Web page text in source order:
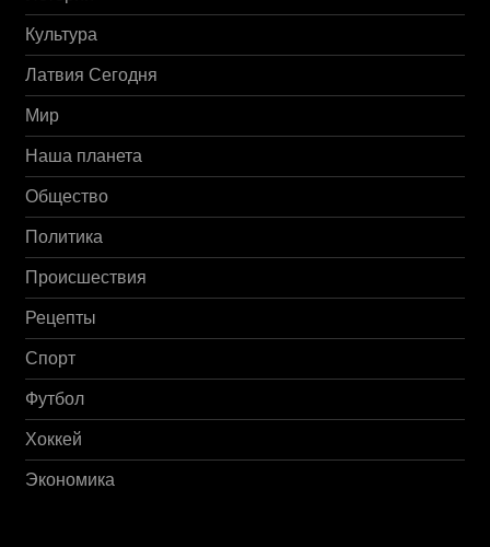
Культура
Латвия Сегодня
Мир
Наша планета
Общество
Политика
Происшествия
Рецепты
Спорт
Футбол
Хоккей
Экономика